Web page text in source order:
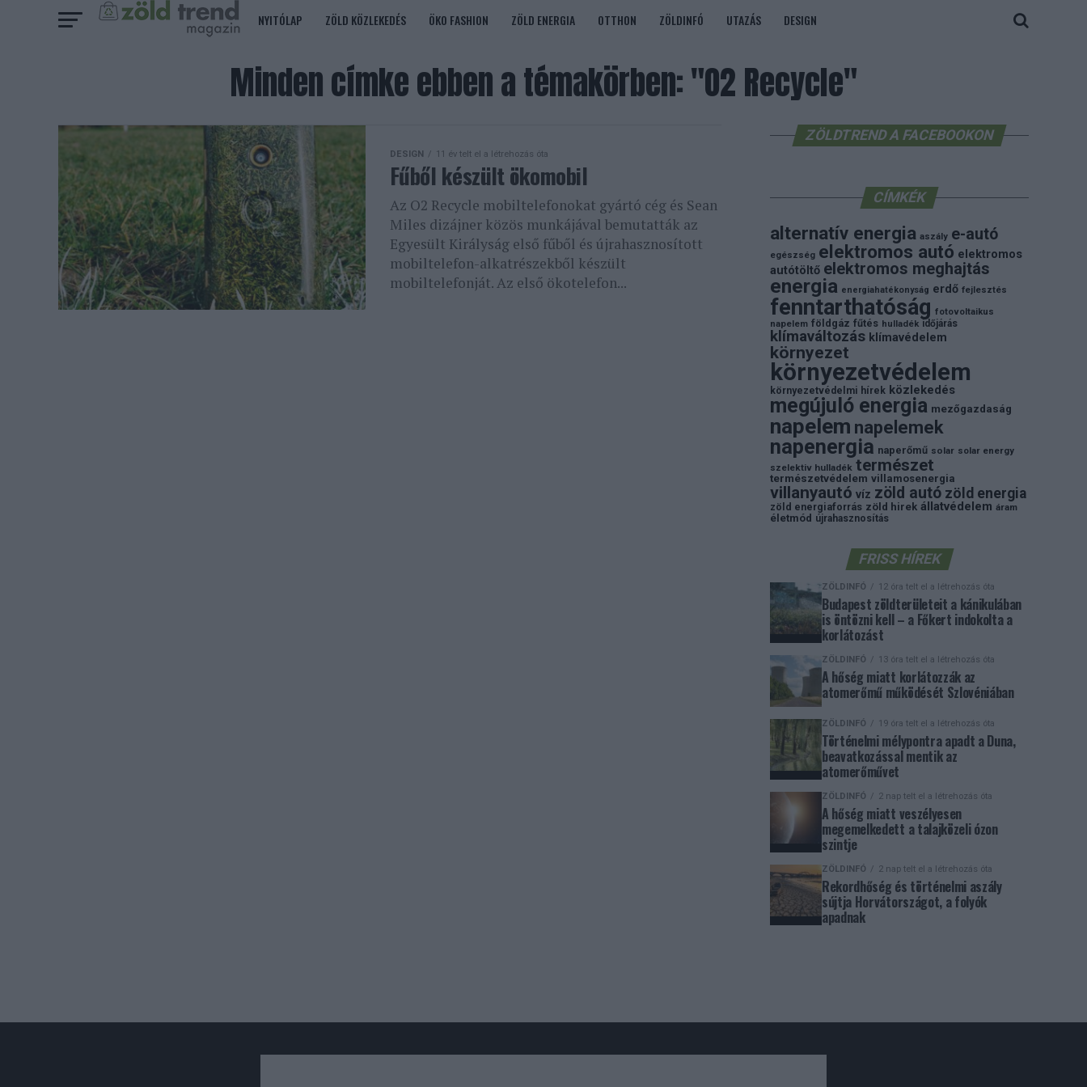
NYITÓLAP ZÖLD KÖZLEKEDÉS ÖKO FASHION ZÖLD ENERGIA OTTHON ZÖLDINFÓ UTAZÁS DESIGN
Minden címke ebben a témakörben: "O2 Recycle"
DESIGN 11 év telt el a létrehozás óta
Fűből készült ökomobil
Az O2 Recycle mobiltelefonokat gyártó cég és Sean
Miles dizájner közös munkájával bemutatták az
Egyesült Királyság első fűből és újrahasznosított
mobiltelefon-alkatrészekből készült
mobiltelefonját. Az első ökotelefon...
ZÖLDTREND A FACEBOOKON
CÍMKÉK
alternatív energia aszály e-autó
egészség elektromos autó elektromos
autótöltő elektromos meghajtás
energia energiahatékonyság erdő fejlesztés
fenntarthatóság fotovoltaikus
napelem földgáz fűtés hulladék időjárás
klímaváltozás klímavédelem
környezet
környezetvédelem
környezetvédelmi hírek közlekedés
megújuló energia mezőgazdaság
napelem napelemek
napenergia naperőmű solar solar energy
szelektiv hulladék természet
természetvédelem villamosenergia
villanyautó víz zöld autó zöld energia
zöld energiaforrás zöld hirek állatvédelem áram
életmód újrahasznosítás
FRISS HÍREK
ZÖLDINFÓ 12 óra telt el a létrehozás óta
Budapest zöldterületeit a kánikulában
is öntözni kell – a Főkert indokolta a
korlátozást
ZÖLDINFÓ 13 óra telt el a létrehozás óta
A hőség miatt korlátozzák az
atomerőmű működését Szlovéniában
ZÖLDINFÓ 19 óra telt el a létrehozás óta
Történelmi mélypontra apadt a Duna,
beavatkozással mentik az
atomerőművet
ZÖLDINFÓ 2 nap telt el a létrehozás óta
A hőség miatt veszélyesen
megemelkedett a talajközeli ózon
szintje
ZÖLDINFÓ 2 nap telt el a létrehozás óta
Rekordhőség és történelmi aszály
sújtja Horvátországot, a folyók
apadnak